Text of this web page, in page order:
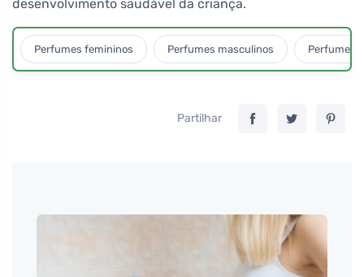
desenvolvimento saudável da criança.
Perfumes femininos Perfumes masculinos Perfumes
Partilhar